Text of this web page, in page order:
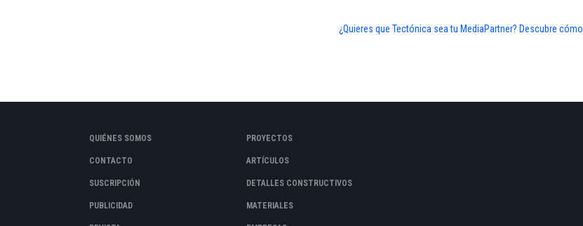
¿Quieres que Tectónica sea tu MediaPartner? Descubre cómo
QUIÉNES SOMOS
CONTACTO
SUSCRIPCIÓN
PUBLICIDAD
PROYECTOS
ARTÍCULOS
DETALLES CONSTRUCTIVOS
MATERIALES